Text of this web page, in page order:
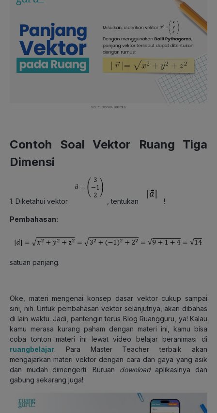
Contoh Soal Vektor Ruang Tiga
Dimensi
1. Diketahui vektor , tentukan !
Pembahasan:
satuan panjang.
Oke, materi mengenai konsep dasar vektor cukup sampai
sini, nih. Untuk pembahasan vektor selanjutnya, akan dibahas
di lain waktu. Jadi, pantengin terus Blog Ruangguru, ya! Kalau
kamu merasa kurang paham dengan materi ini, kamu bisa
coba tonton materi ini lewat video belajar beranimasi di
ruangbelajar. Para Master Teacher terbaik akan
mengajarkan materi vektor dengan cara dan gaya yang asik
dan mudah dimengerti. Buruan download aplikasinya dan
gabung sekarang juga!